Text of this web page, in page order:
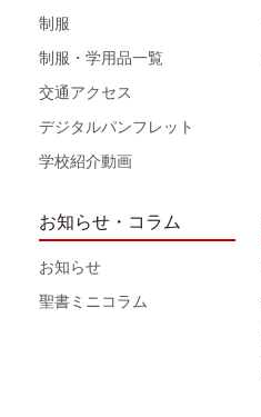
制服
制服・学用品一覧
交通アクセス
デジタルパンフレット
学校紹介動画
お知らせ・コラム
お知らせ
聖書ミニコラム